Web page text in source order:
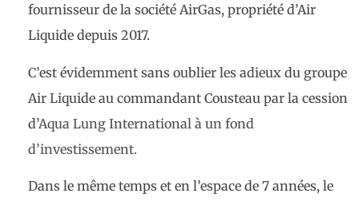
fournisseur de la société AirGas, propriété d’Air
Liquide depuis 2017.
C’est évidemment sans oublier les adieux du groupe
Air Liquide au commandant Cousteau par la cession
d’Aqua Lung International à un fond
d’investissement.
Dans le même temps et en l’espace de 7 années, le